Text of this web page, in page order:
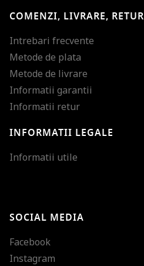
COMENZI, LIVRARE, RETUR
Intrebari frecvente
Metode de plata
Metode de livrare
Informatii garantii
Informatii retur
INFORMATII LEGALE
Informatii utile
SOCIAL MEDIA
Facebook
Instagram